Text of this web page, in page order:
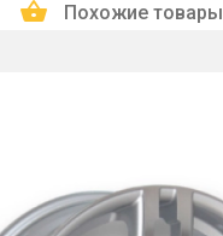
Похожие товары